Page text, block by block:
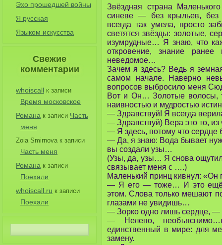
Эхо прошедшей войны
Я русская
Языком искусства
Свежие
комментарии
whoiscall к записи
Время московское
Романа к записи Часть
меня
Zoia Smirnova к записи
Часть меня
Романа к записи
Поехали
whoiscall.ru к записи
Поехали
Звёздная страна
синеве — без крыльев,
всегда так умела, просто
светятся звёзды: золотые,
изумрудные… Я знаю, что
откровение, знание
неведомое…
Зачем я здесь? Ведь я
самом начале. Наверно
вопросов выбросило меня
Вот и Он… Золотые волосы,
наивностью и мудростью
— Здравствуй! Я всегда
— Здравствуй) Вера это то, из
— Я здесь, потому что
— Да, я знаю: Вода бывает
вы создали узы…
(Узы, да, узы… Я снова
связывает меня с ….)
Маленький принц кивнул:
— Я его — тоже… И это ещё
этом. Слова только мешают
глазами не увидишь…
— Зорко одно лишь сердце, —
— Нелепо,
единственный в мире: для
замену.